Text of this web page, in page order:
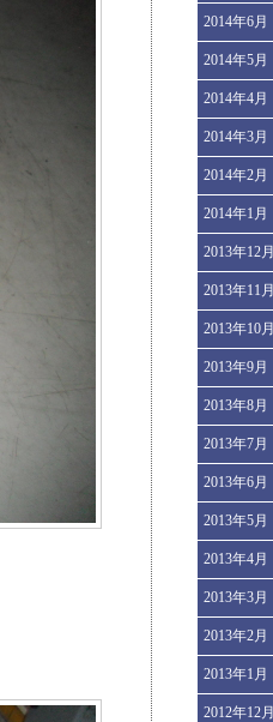
2014年6月
2014年5月
2014年4月
2014年3月
2014年2月
2014年1月
2013年12月
2013年11月
2013年10月
2013年9月
2013年8月
2013年7月
2013年6月
2013年5月
2013年4月
2013年3月
2013年2月
2013年1月
2012年12月